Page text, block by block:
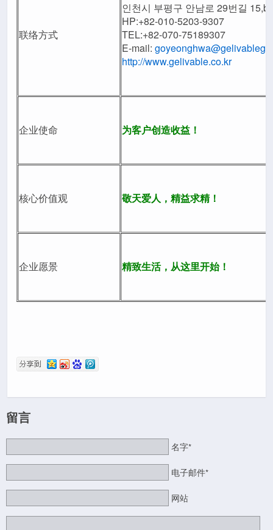
联络方式
인천시 부평구 안남로 29번길 15,b
HP:+82-010-5203-9307
TEL:+82-070-75189307
E-mail:
http://www.gelivable.co.kr
企业使命 为客户创造收益！
核心价值观 敬天爱人，精益求精！
企业愿景 精致生活，从这里开始！
留言
名字*
电子邮件*
网站